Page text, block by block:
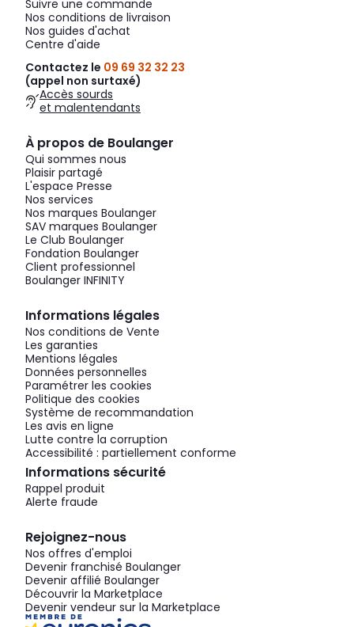
Suivre une commande
Nos conditions de livraison
Nos guides d'achat
Centre d'aide
Contactez le 09 69 32 32 23
(appel non surtaxé)
Accès sourds
et malentendants
À propos de Boulanger
Qui sommes nous
Plaisir partagé
L'espace Presse
Nos services
Nos marques Boulanger
SAV marques Boulanger
Le Club Boulanger
Fondation Boulanger
Client professionnel
Boulanger INFINITY
Informations légales
Nos conditions de Vente
Les garanties
Mentions légales
Données personnelles
Paramétrer les cookies
Politique des cookies
Système de recommandation
Les avis en ligne
Lutte contre la corruption
Accessibilité : partiellement conforme
Informations sécurité
Rappel produit
Alerte fraude
Rejoignez-nous
Nos offres d'emploi
Devenir franchisé Boulanger
Devenir affilié Boulanger
Découvrir la Marketplace
Devenir vendeur sur la Marketplace